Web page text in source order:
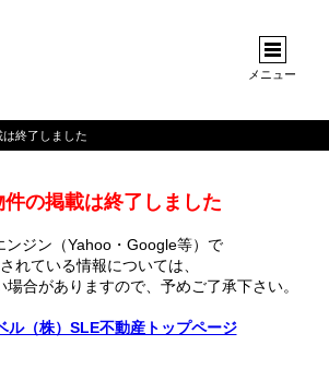
メニュー
は終了しました
件の掲載は終了しました
ンジン（Yahoo・Google等）で
れている情報については、
合がありますので、 予めご了承下さい。
ル（株）SLE不動産トップページ